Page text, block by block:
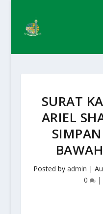
SURAT
ARIEL
Posted byadmin |
0
|